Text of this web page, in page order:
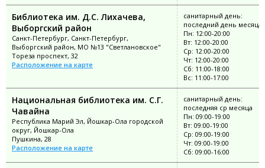
Библиотека им. Д.С. Лихачева,
Выборгский район
Санкт-Петербург, Санкт-Петербург,
Выборгский район, МО №13 "Светлановское"
Тореза проспект, 32
Расположение на карте
санитарный день:
последний день месяца
Пн: 12:00-20:00
Вт: 12:00-20:00
Ср: 12:00-20:00
Чт: 12:00-20:00
Сб: 11:00-18:00
Вс: 11:00-17:00
Национальная библиотека им. С.Г.
Чавайна
Республика Марий Эл, Йошкар-Ола городской
округ, Йошкар-Ола
Пушкина, 28
Расположение на карте
санитарный день:
последняя ср месяца
Пн: 09:00-19:00
Вт: 09:00-19:00
Ср: 09:00-19:00
Чт: 09:00-19:00
Сб: 09:00-16:00